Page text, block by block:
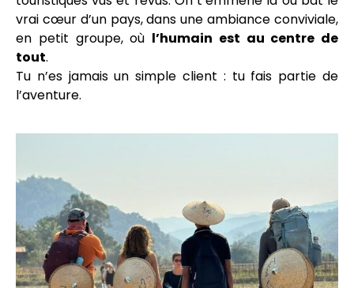
vrai cœur d’un pays, dans une ambiance conviviale,
en petit groupe, où l’humain est au centre de
tout.
Tu n’es jamais un simple client : tu fais partie de
l’aventure.